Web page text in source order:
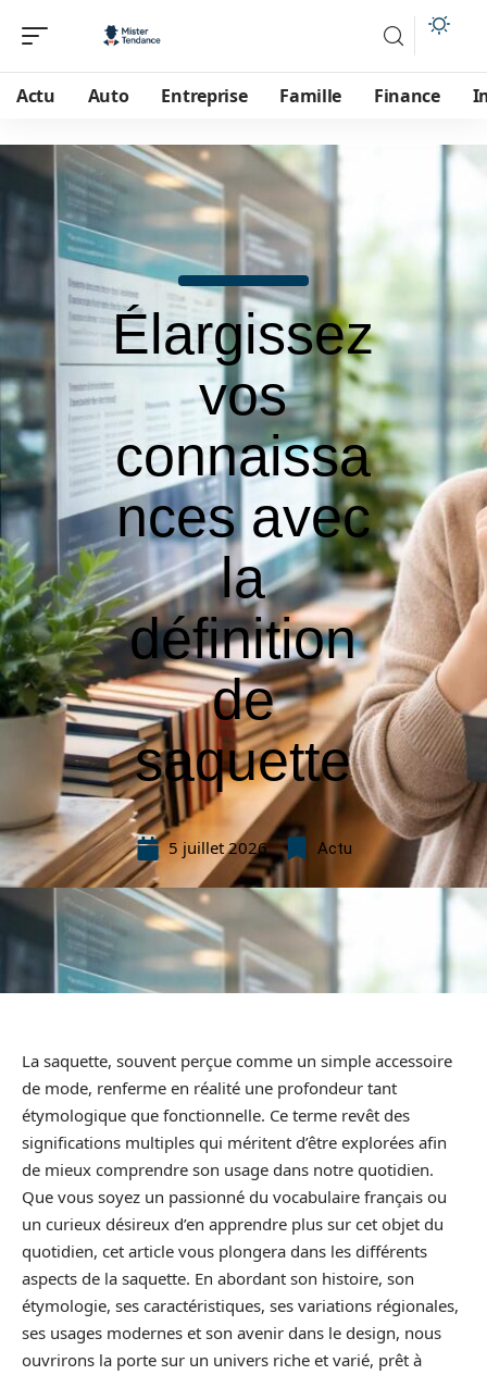
Actu Auto Entreprise Famille Finance
Élargissez
vos
connaissa
nces avec
la
définition
de
saquette
5 juillet 2026 Actu
La saquette, souvent perçue comme un simple accessoire
de mode, renferme en réalité une profondeur tant
étymologique que fonctionnelle. Ce terme revêt des
significations multiples qui méritent d’être explorées afin
de mieux comprendre son usage dans notre quotidien.
Que vous soyez un passionné du vocabulaire français ou
un curieux désireux d’en apprendre plus sur cet objet du
quotidien, cet article vous plongera dans les différents
aspects de la saquette. En abordant son histoire, son
étymologie, ses caractéristiques, ses variations régionales,
ses usages modernes et son avenir dans le design, nous
ouvrirons la porte sur un univers riche et varié, prêt à